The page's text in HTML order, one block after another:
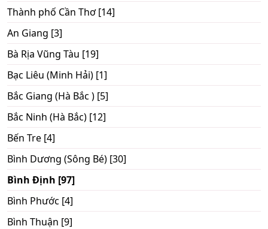
Thành phố Cần Thơ [14]
An Giang [3]
Bà Rịa Vũng Tàu [19]
Bạc Liêu (Minh Hải) [1]
Bắc Giang (Hà Bắc ) [5]
Bắc Ninh (Hà Bắc) [12]
Bến Tre [4]
Bình Dương (Sông Bé) [30]
Bình Định [97]
Bình Phước [4]
Bình Thuận [9]